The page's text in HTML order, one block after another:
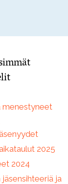
menestyneet
2025
2024
jäsensihteeriä ja